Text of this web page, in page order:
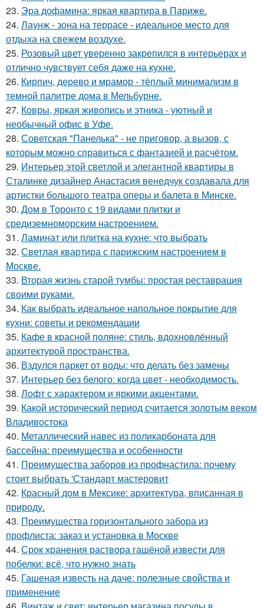
23. Эра дофамина: яркая квартира в Париже.
24. Лаунж - зона на террасе - идеальное место для
отдыха на свежем воздухе.
25. Розовый цвет уверенно закрепился в интерьерах и
отлично чувствует себя даже на кухне.
26. Кирпич, дерево и мрамор - тёплый минимализм в
темной палитре дома в Мельбурне.
27. Ковры, яркая живопись и этника - уютный и
необычный офис в Уфе.
28. Советская "Панелька" - не приговор, а вызов, с
которым можно справиться с фантазией и расчётом.
29. Интерьер этой светлой и элегантной квартиры в
Сталинке дизайнер Анастасия венедчук создавала для
артистки большого театра оперы и балета в Минске.
30. Дом в Торонто с 19 видами плитки и
средиземноморским настроением.
31. Ламинат или плитка на кухне: что выбрать
32. Светлая квартира с парижским настроением в
Москве.
33. Вторая жизнь старой тумбы: простая реставрация
своими руками.
34. Как выбрать идеальное напольное покрытие для
кухни: советы и рекомендации
35. Кафе в красной поляне: стиль, вдохновлённый
архитектурой пространства.
36. Вздулся паркет от воды: что делать без замены
37. Интерьер без белого: когда цвет - необходимость.
38. Лофт с характером и яркими акцентами.
39. Какой исторический период считается золотым веком
Владивостока
40. Металлический навес из поликарбоната для
бассейна: преимущества и особенности
41. Преимущества заборов из профнастила: почему
стоит выбрать 'Стандарт мастеровит
42. Красный дом в Мексике: архитектура, вписанная в
природу.
43. Преимущества горизонтального забора из
профлиста: заказ и установка в Москве
44. Срок хранения раствора гашёной извести для
побелки: всё, что нужно знать
45. Гашеная известь на даче: полезные свойства и
применение